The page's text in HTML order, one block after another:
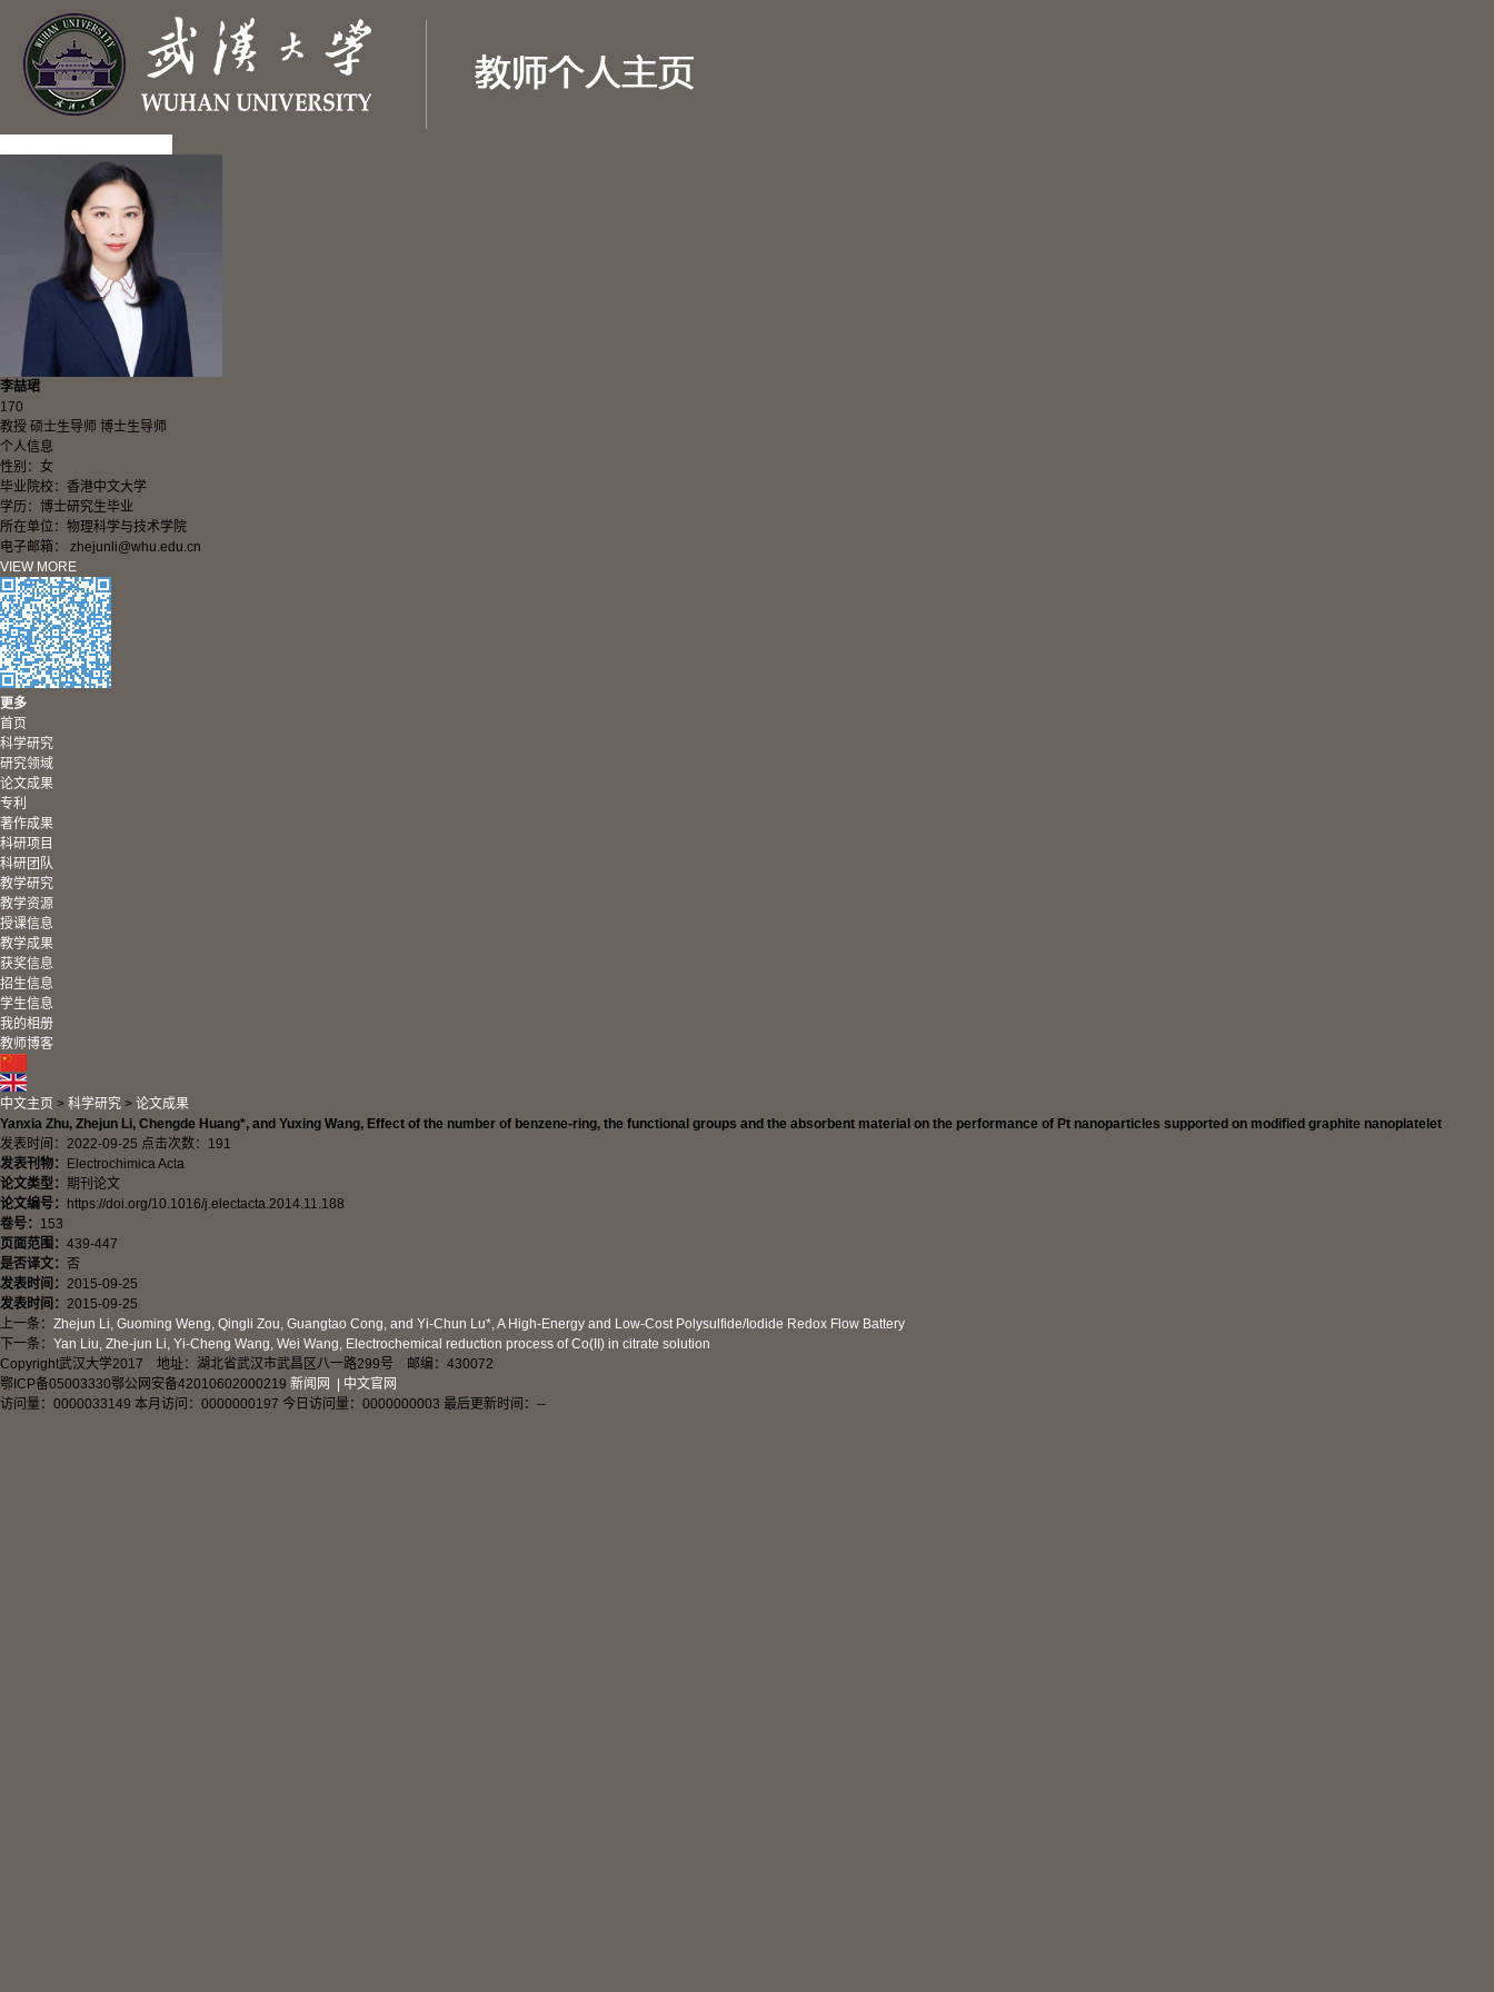
李喆珺
170
教授 硕士生导师 博士生导师
个人信息
性别：女
毕业院校：香港中文大学
学历：博士研究生毕业
所在单位：物理科学与技术学院
电子邮箱：
zhejunli@whu.edu.cn
VIEW MORE
更多
首页
科学研究
研究领域
论文成果
专利
著作成果
科研项目
科研团队
教学研究
教学资源
授课信息
教学成果
获奖信息
招生信息
学生信息
我的相册
教师博客
中文主页 > 科学研究 > 论文成果
Yanxia Zhu, Zhejun Li, Chengde Huang*, and Yuxing Wang, Effect of the number of benzene-ring, the functional groups and the absorbent material on the performance of Pt nanoparticles supported on modified graphite nanoplatelet
发表时间：2022-09-25 点击次数： 191
发表刊物：
Electrochimica Acta
论文类型： 期刊论文
论文编号：
https://doi.org/10.1016/j.electacta.2014.11.188
卷号： 153
页面范围： 439-447
是否译文： 否
发表时间： 2015-09-25
发表时间： 2015-09-25
上一条： Zhejun Li, Guoming Weng, Qingli Zou, Guangtao Cong, and Yi-Chun Lu*, A High-Energy and Low-Cost Polysulfide/Iodide Redox Flow Battery
下一条： Yan Liu, Zhe-jun Li, Yi-Cheng Wang, Wei Wang, Electrochemical reduction process of Co(II) in citrate solution
Copyright武汉大学2017 地址：湖北省武汉市武昌区八一路299号 邮编：430072
鄂ICP备05003330鄂公网安备42010602000219 新闻网
| 中文官网
访问量： 0000033149 本月访问： 0000000197 今日访问量： 0000000003 最后更新时间： --